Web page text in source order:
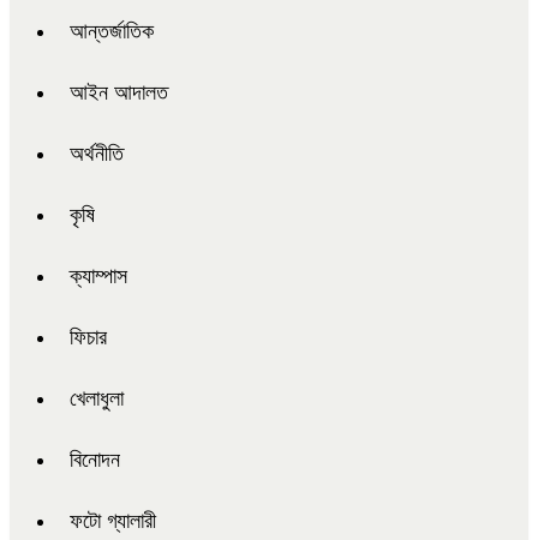
আন্তর্জাতিক
আইন আদালত
অর্থনীতি
কৃষি
ক্যাম্পাস
ফিচার
খেলাধুলা
বিনোদন
ফটো গ্যালারী